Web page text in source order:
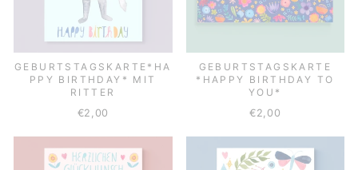
GEBURTSTAGSKARTE*HA
PPY BIRTHDAY* MIT
RITTER
€2,00
GEBURTSTAGSKARTE
*HAPPY BIRTHDAY TO
YOU*
€2,00